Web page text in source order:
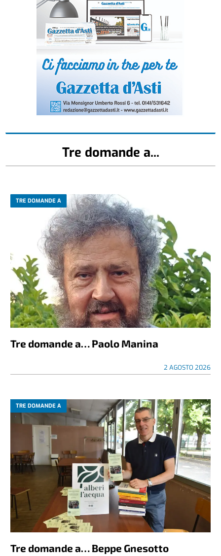
Tre domande a...
TRE DOMANDE A
Tre domande a… Paolo Manina
2 AGOSTO 2026
TRE DOMANDE A
Tre domande a… Beppe Gnesotto